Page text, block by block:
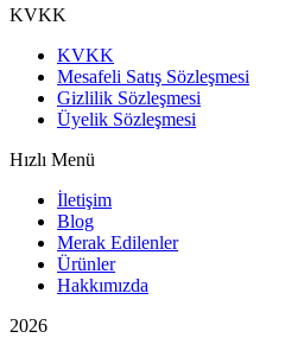
KVKK
KVKK
Mesafeli Satış Sözleşmesi
Gizlilik Sözleşmesi
Üyelik Sözleşmesi
Hızlı Menü
İletişim
Blog
Merak Edilenler
Ürünler
Hakkımızda
2026